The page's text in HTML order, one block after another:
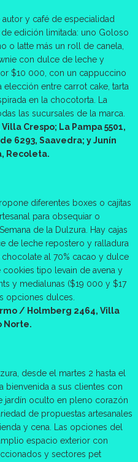
autor y café de especialidad
edición limitada: uno Goloso
o latte más un roll de canela,
con dulce de leche y
$10 000, con un cappuccino
entre carrot cake, tarta
en la chocotorta. La
las sucursales de la marca.
Crespo; La Pampa 5501,
6293, Saavedra; y Junín
Recoleta.
diferentes boxes o cajitas
para obsequiar o
de la Dulzura. Hay cajas
de leche repostero y ralladura
al 70% cacao y dulce
tipo levain de avena y
y medialunas ($19 000 y $17
opciones dulces.
/ Holmberg 2464, Villa
Norte.
desde el martes 2 hasta el
bienvenida a sus clientes con
jardín oculto en pleno corazón
de propuestas artesanales
y cena. Las opciones del
espacio exterior con
y sectores pet